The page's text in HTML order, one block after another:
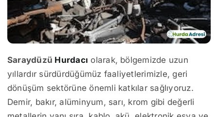
Saraydüzü Hurdacı olarak, bölgemizde uzun
yıllardır sürdürdüğümüz faaliyetlerimizle, geri
dönüşüm sektörüne önemli katkılar sağlıyoruz.
Demir, bakır, alüminyum, sarı, krom gibi değerli